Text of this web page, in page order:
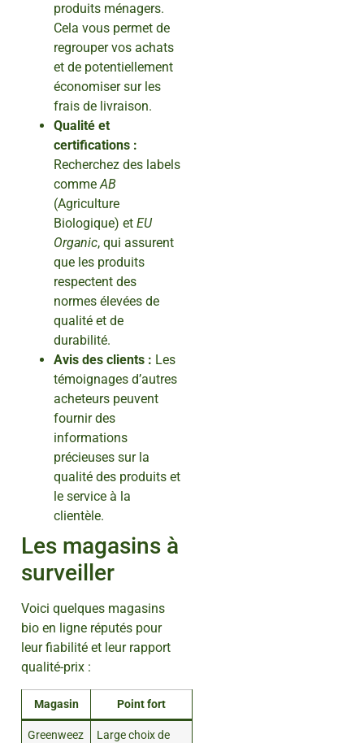
produits ménagers.
Cela vous permet de
regrouper vos achats
et de potentiellement
économiser sur les
frais de livraison.
Qualité et
certifications :
Recherchez des labels
commeAB
(Agriculture
Biologique) et EU
Organic, qui assurent
que les produits
respectent des
normes élevées de
qualité et de
durabilité.
Avis des clients : Les
témoignages d’autres
acheteurs peuvent
fournir des
informations
précieuses sur la
qualité des produits et
le service à la
clientèle.
Les magasins à
surveiller
Voici quelques magasins
bio en ligne réputés pour
leur fiabilité et leur rapport
qualité-prix :
Magasin Point fort
Greenweez Large choix de